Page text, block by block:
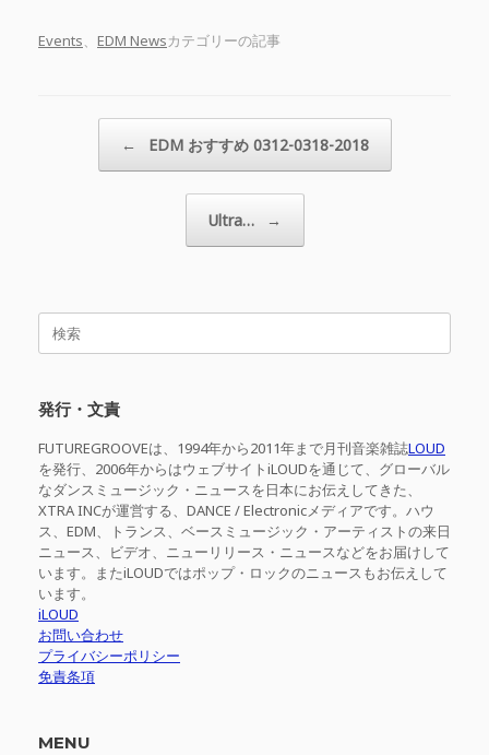
Events、 EDM Newsカテゴリーの記事
← EDM おすすめ 0312-0318-2018
Ultra… →
発行・文責
FUTUREGROOVEは、1994年から2011年まで月刊音楽雑誌LOUD
を発行、2006年からはウェブサイトiLOUDを通じて、グローバル
なダンスミュージック・ニュースを日本にお伝えしてきた、
XTRA INCが運営する、DANCE / Electronicメディアです。ハウ
ス、EDM、トランス、ベースミュージック・アーティストの来日
ニュース、ビデオ、ニューリリース・ニュースなどをお届けして
います。またiLOUDではポップ・ロックのニュースもお伝えして
います。
iLOUD
お問い合わせ
プライバシーポリシー
免責条項
MENU